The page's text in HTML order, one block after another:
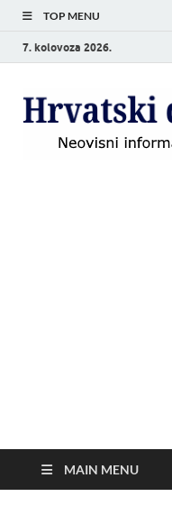
TOP MENU
7. kolovoza 2026.
MAIN MENU